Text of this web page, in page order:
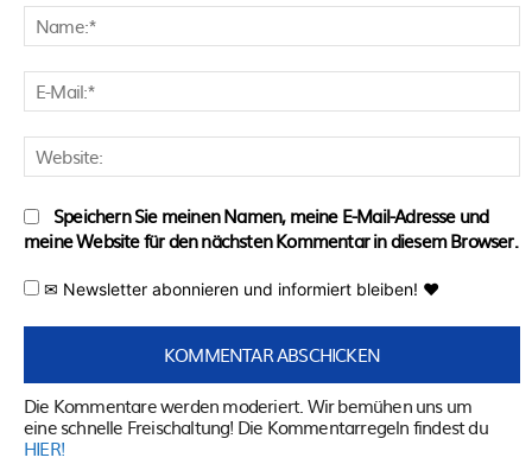
Speichern Sie meinen Namen, meine E-Mail-Adresse und
meine Website für den nächsten Kommentar in diesem Browser.
✉ Newsletter abonnieren und informiert bleiben! ♥
Die Kommentare werden moderiert. Wir bemühen uns um
eine schnelle Freischaltung! Die Kommentarregeln findest du
HIER!